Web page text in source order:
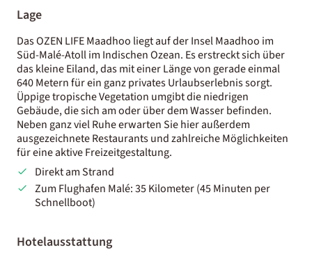
Lage
Das OZEN LIFE Maadhoo liegt auf der Insel Maadhoo im
Süd-Malé-Atoll im Indischen Ozean. Es erstreckt sich über
das kleine Eiland, das mit einer Länge von gerade einmal
640 Metern für ein ganz privates Urlaubserlebnis sorgt.
Üppige tropische Vegetation umgibt die niedrigen
Gebäude, die sich am oder über dem Wasser befinden.
Neben ganz viel Ruhe erwarten Sie hier außerdem
ausgezeichnete Restaurants und zahlreiche Möglichkeiten
für eine aktive Freizeitgestaltung.
Direkt am Strand
Zum Flughafen Malé: 35 Kilometer (45 Minuten per
Schnellboot)
Hotelausstattung